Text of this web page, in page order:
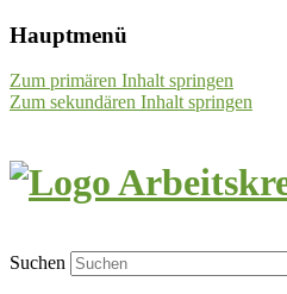
Hauptmenü
Zum primären Inhalt springen
Zum sekundären Inhalt springen
Suchen